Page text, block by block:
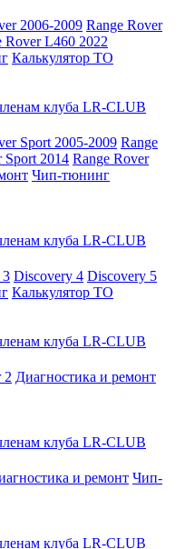
2006-2009 Range Rover
Rover L460 2022
Калькулятор ТО
клуба LR-CLUB
Sport 2005-2009 Range
Sport 2014 Range Rover
Чип-тюнинг
клуба LR-CLUB
3 Discovery 4 Discovery 5
Калькулятор ТО
клуба LR-CLUB
2 Диагностика и ремонт
клуба LR-CLUB
и ремонт Чип-
клуба LR-CLUB